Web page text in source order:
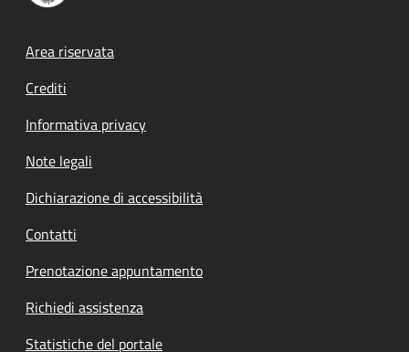
Footer menu
Area riservata
Crediti
Informativa privacy
Note legali
Dichiarazione di accessibilità
Contatti
Prenotazione appuntamento
Richiedi assistenza
Statistiche del portale